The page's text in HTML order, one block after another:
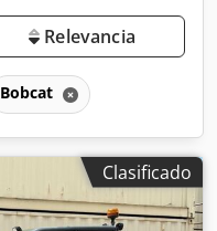
Relevancia
Bobcat
Clasificado